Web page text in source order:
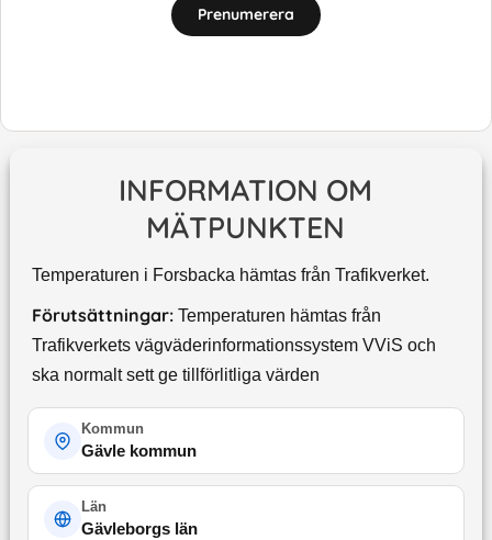
Prenumerera
INFORMATION OM
MÄTPUNKTEN
Temperaturen i Forsbacka hämtas från Trafikverket.
Förutsättningar: Temperaturen hämtas från
Trafikverkets vägväderinformationssystem VViS och
ska normalt sett ge tillförlitliga värden
Kommun
Gävle kommun
Län
Gävleborgs län